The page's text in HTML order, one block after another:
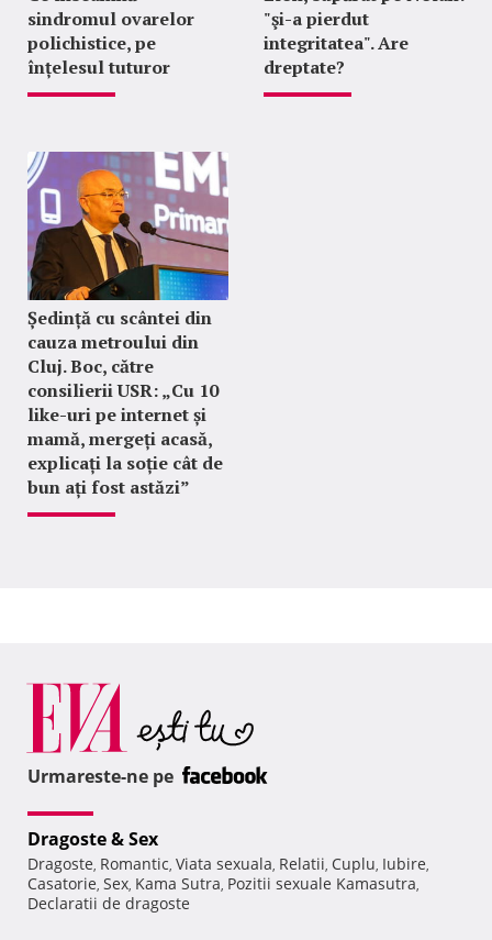
sindromul ovarelor
polichistice, pe
înțelesul tuturor
"şi-a pierdut
integritatea". Are
dreptate?
Ședință cu scântei din
cauza metroului din
Cluj. Boc, către
consilierii USR: „Cu 10
like-uri pe internet și
mamă, mergeți acasă,
explicați la soție cât de
bun ați fost astăzi”
Urmareste-ne pe
Dragoste & Sex
Dragoste, Romantic, Viata sexuala, Relatii, Cuplu, Iubire,
Casatorie, Sex, Kama Sutra, Pozitii sexuale Kamasutra,
Declaratii de dragoste